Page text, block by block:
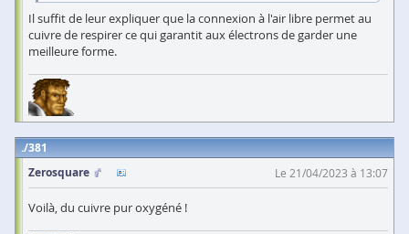
Il suffit de leur expliquer que la connexion à l'air libre permet au
cuivre de respirer ce qui garantit aux électrons de garder une
meilleure forme.
381
Zerosquare
Le 21/04/2023 à 13:07
Voilà, du cuivre pur oxygéné !